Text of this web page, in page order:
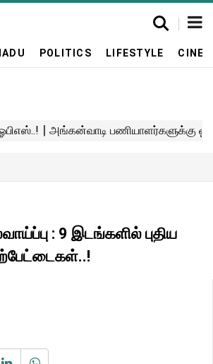
POLITICS LIFESTYLE
: 9 இடங்களில் புதிய